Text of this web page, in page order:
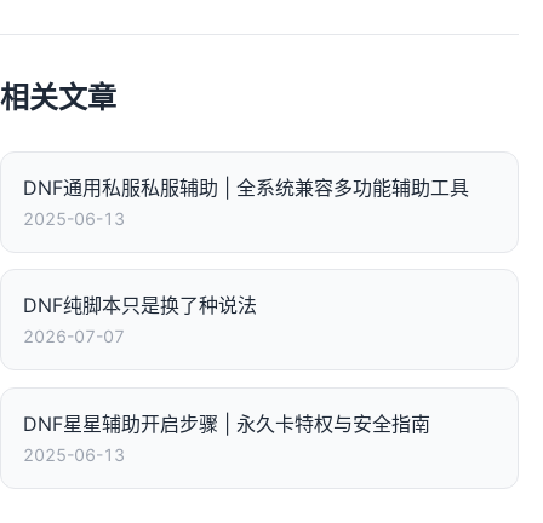
相关文章
DNF通用私服私服辅助 | 全系统兼容多功能辅助工具
2025-06-13
DNF纯脚本只是换了种说法
2026-07-07
DNF星星辅助开启步骤 | 永久卡特权与安全指南
2025-06-13